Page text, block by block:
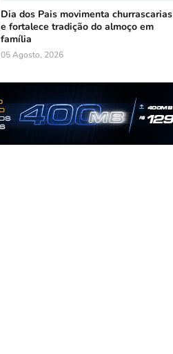
Dia dos Pais movimenta churrascarias
e fortalece tradição do almoço em
família
05 Agosto, 2026